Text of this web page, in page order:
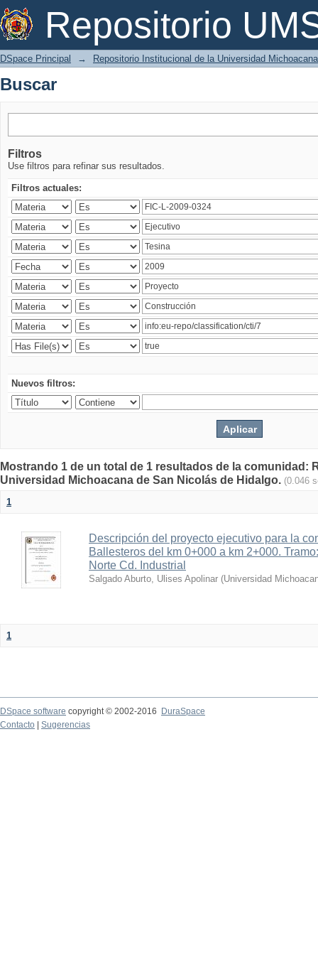
Repositorio
Buscar
DSpace Principal → Repositorio Institucional de la Universidad
Buscar
Filtros
Use filtros para refinar sus resultados.
Filtros actuales:
Nuevos filtros:
Mostrando 1 de un total de 1 resultados de la comunidad:
Universidad Michoacana de San Nicolás de Hidalgo. (0.046
1
Descripción del proyecto ejecutivo para la
Ballesteros del km 0+000 a km 2+000.
Norte Cd. Industrial
Salgado Aburto, Ulises Apolinar (Universidad
1
DSpace software copyright © 2002-2016
DuraSpace
Contacto
Sugerencias